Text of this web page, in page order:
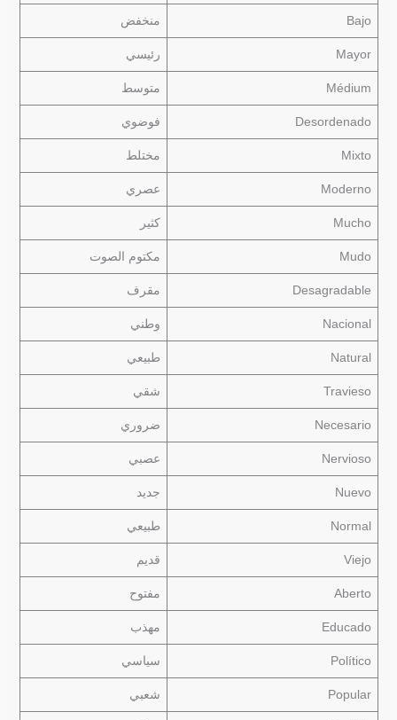
Bajo منخفض
Mayor رئيسي
Médium متوسط
Desordenado فوضوي
Mixto مختلط
Moderno عصري
Mucho كثير
Mudo مكتوم الصوت
Desagradable مقرف
Nacional وطني
Natural طبيعي
Travieso شقي
Necesario ضروري
Nervioso عصبي
Nuevo جديد
Normal طبيعي
Viejo قديم
Aberto مفتوح
Educado مهذب
Político سياسي
Popular شعبي